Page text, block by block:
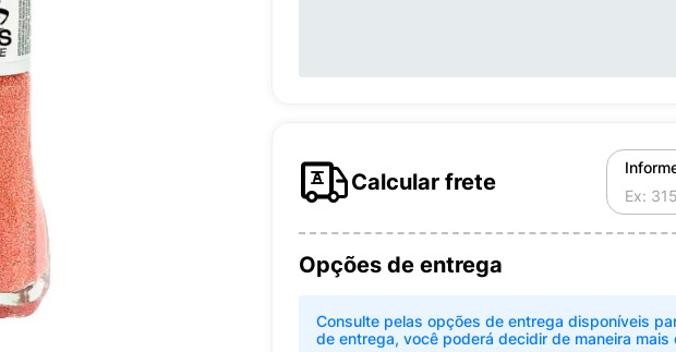
Calcular frete
Opções de entrega
Consulte pelas opções de entrega disponíveis
de entrega, você poderá decidir de maneira mais